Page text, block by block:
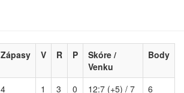
Zápasy V R P
Skóre /
Venku
Body
4 1 3 0 12:7 (+5) / 7
6